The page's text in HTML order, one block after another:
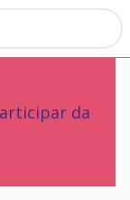
da